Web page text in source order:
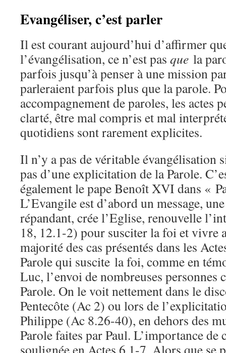
Evangéliser, c’est parler
Il est courant aujourd’hui d’affirmer
l’évangélisation, ce n’est pas que la
parfois jusqu’à penser à une mission
parleraient parfois plus que la parole.
accompagnement de paroles, les actes
clarté, être mal compris et mal
quotidiens sont rarement explicites.
Il n’y a pas de véritable évangélisation
pas d’une explicitation de la Parole.
également le pape Benoît XVI dans «
L’Evangile est d’abord un message,
répandant, crée l’Eglise, renouvelle
18, 12.1-2) pour susciter la foi et vivre
majorité des cas présentés dans les
Parole qui suscite la foi, comme en
Luc, l’envoi de nombreuses personnes
Parole. On le voit nettement dans le
Pentecôte (Ac 2) ou lors de
Philippe (Ac 8.26-40), en dehors des
Parole faites par Paul. L’importance de
soulignée en Actes 6.1-7. Alors que se